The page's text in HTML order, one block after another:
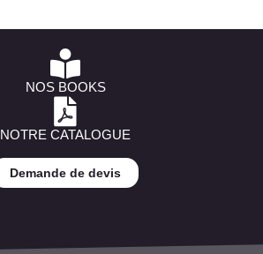
NOS BOOKS
NOTRE CATALOGUE
Demande de devis